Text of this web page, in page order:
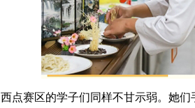
西点赛区的学子们同样不甘示弱。她